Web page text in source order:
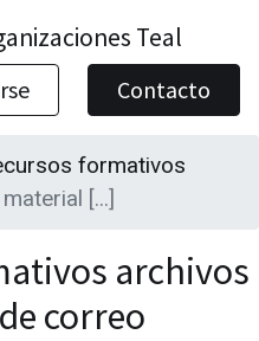
Teal
Contacto
formativos
[...]
archivos
correo